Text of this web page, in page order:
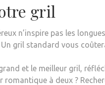
gril
n’inspire pas les
gril standard vous
et le meilleur gril,
romantique à deux ?